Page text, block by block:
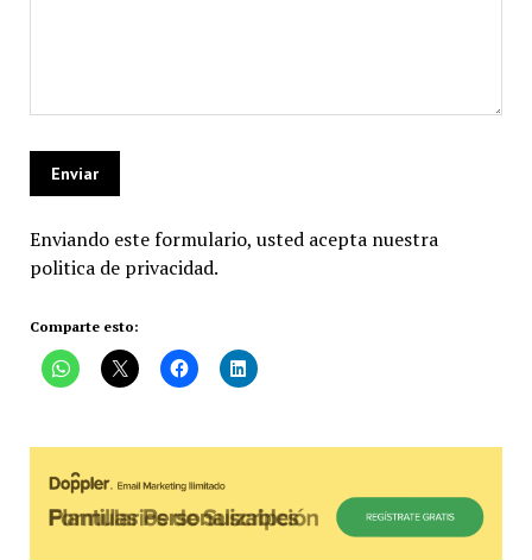
Enviando este formulario, usted acepta nuestra
politica de privacidad.
Comparte esto: